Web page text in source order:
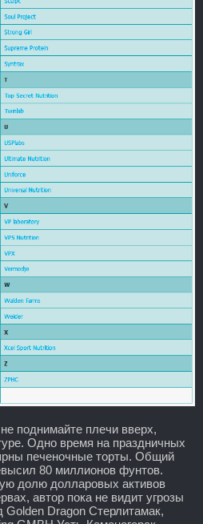
поднимайте плечи вверх,
Одно время на праздничных
печеночные торты. Общий
80 миллионов фунтов.
долю долларовых активов
автор пока не видит угрозы
Dragon Стерлитамак,